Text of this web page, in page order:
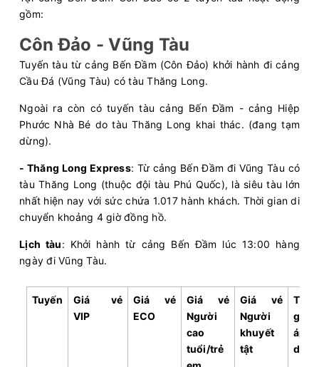
gồm:
Côn Đảo - Vũng Tàu
Tuyến tàu từ cảng Bến Đầm (Côn Đảo) khởi hành đi cảng
Cầu Đá (Vũng Tàu) có tàu Thăng Long.
Ngoài ra còn có tuyến tàu cảng Bến Đầm - cảng Hiệp
Phước Nhà Bé do tàu Thăng Long khai thác. (đang tạm
dừng).
- Thăng Long Express: Từ cảng Bến Đầm đi Vũng Tàu có
tàu Thăng Long (thuộc đội tàu Phú Quốc), là siêu tàu lớn
nhất hiện nay với sức chứa 1.017 hành khách. Thời gian di
chuyển khoảng 4 giờ đồng hồ.
Lịch tàu: Khởi hành từ cảng Bến Đầm lúc 13:00 hàng
ngày đi Vũng Tàu.
Tuyến
Giá vé
VIP
Giá vé
ECO
Giá vé
Người
cao
tuổi/trẻ
Giá vé
Người
khuyết
tật
Thời
gian
áp
dụng